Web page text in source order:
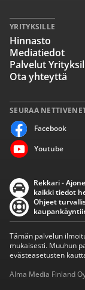
SEURAA
Facebook
Youtube
YRITYKSILLE
Hinnasto
Mediatiedot
Palvelut
Ota yhteyttä
Rekkari -
kaikki tiedot
Ohjeet
Tämän palvelun
mukaisesti. Muuhun
evästeasetusten
Alma Media Finland